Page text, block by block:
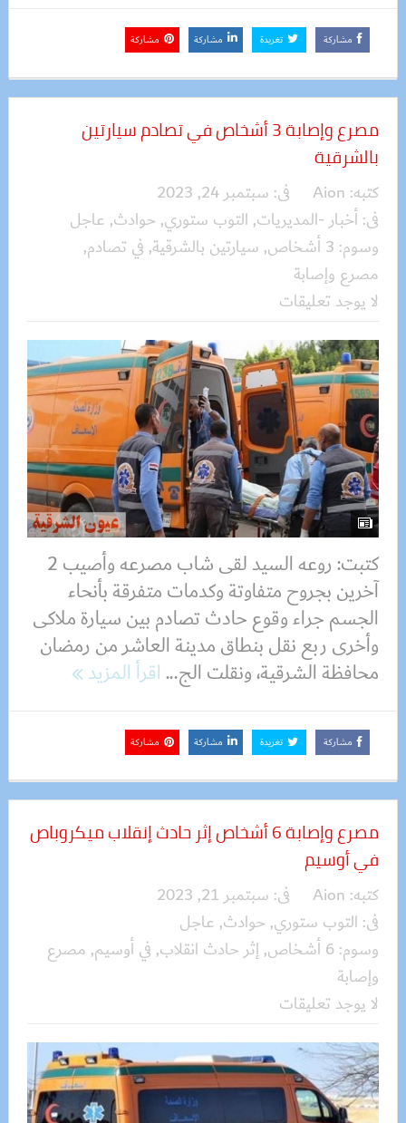
مشاركة تغريدة مشاركة مشاركة
مصرع وإصابة 3 أشخاص في تصادم سيارتين
بالشرقية
كتبه: Aion فى: سبتمبر 24, 2023
فى:أخبار -المديريات, التوب ستوري, حوادث, عاجل
وسوم: 3 أشخاص , سيارتين بالشرقية, في تصادم,
مصرع وإصابة
لا يوجد تعليقات
كتبت: روعه السيد لقى شاب مصرعه وأصيب 2
آخرين بجروح متفاوتة وكدمات متفرقة بأنحاء
الجسم جراء وقوع حادث تصادم بين سيارة ملاكى
وأخرى ربع نقل بنطاق مدينة العاشر من رمضان
محافظة الشرقية، ونقلت الج...اقرأ المزيد
مشاركة تغريدة مشاركة مشاركة
مصرع وإصابة 6 أشخاص إثر حادث إنقلاب ميكروباص
في أوسيم
كتبه: Aion فى: سبتمبر 21, 2023
فى: التوب ستوري, حوادث, عاجل
وسوم: 6 أشخاص , إثر حادث انقلاب, في أوسيم, مصرع
وإصابة
لا يوجد تعليقات